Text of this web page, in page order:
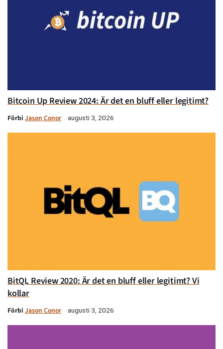
Bitcoin Up Review 2024: Är det en bluff eller legitimt?
Förbi Jason Conor augusti 3, 2026
BitQL Review 2020: Är det en bluff eller legitimt? Vi
kollar
Förbi Jason Conor augusti 3, 2026